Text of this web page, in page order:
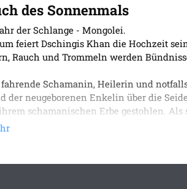
und mit dem sprechenden
und Kämpfer Dawa Rinpoche auf
Rivalitäten.
sich, und beide Männer fühlen
Roman über Macht, Herkunft
und Weltlichkeit - mit feinem Humor,
in eine faszinierende Epoche.
des Sonnenmals
der Schlange - Mongolei.
feiert Dschingis Khan die Hochzeit
Rauch und Trommeln werden
fahrende Schamanin, Heilerin und
der neugeborenen Enkelin über die
schamanischen Erbe gestohlen. Als
Rana nur eines: sie zurückholen.
ihre Truhe und mit dem feuerroten
Kaum in Karakorum angekommen, sind